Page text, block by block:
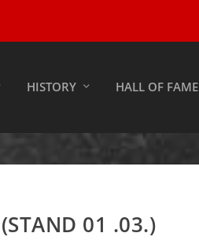
HISTORY HALL OF FAME
01 .03.)